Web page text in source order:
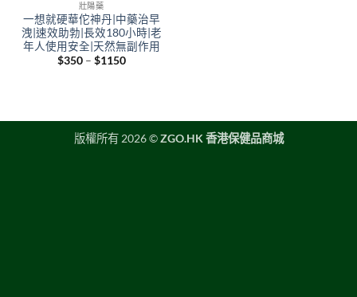
壯陽藥
一想就硬華佗神丹|中藥治早
洩|速效助勃|長效180小時|老
年人使用安全|天然無副作用
$350 – $1150Price
版權所有 2026 ©ZGO.HK 香港保健品商城